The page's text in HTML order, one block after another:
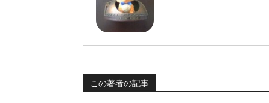
この著者の記事